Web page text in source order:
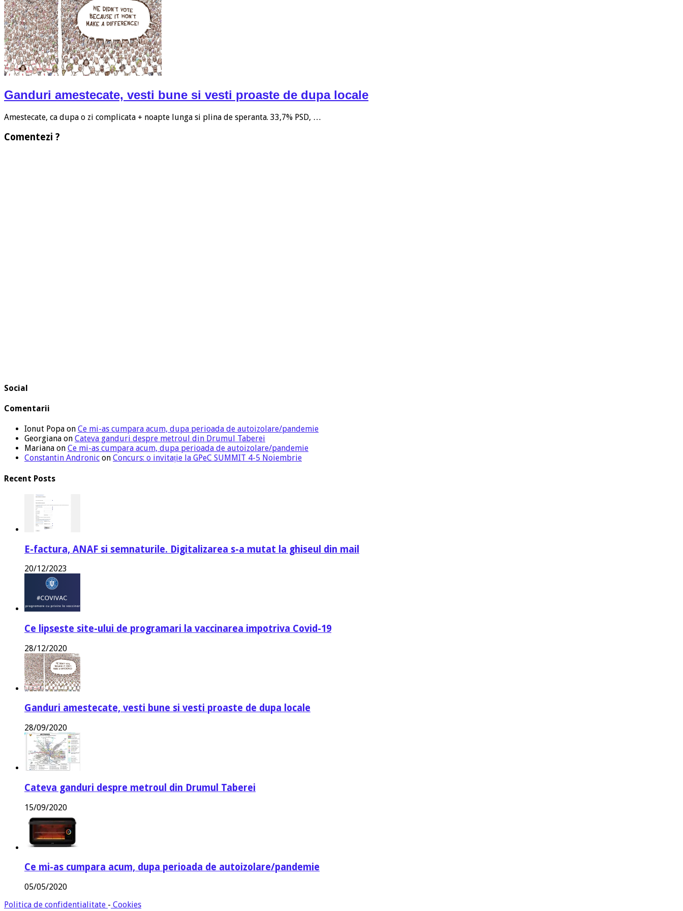
Ganduri amestecate, vesti bune si vesti proaste de dupa locale
Amestecate, ca dupa o zi complicata + noapte lunga si plina de speranta. 33,7% PSD, …
Comentezi ?
Social
Comentarii
Ionut Popa on Ce mi-as cumpara acum, dupa perioada de autoizolare/pandemie
Georgiana on Cateva ganduri despre metroul din Drumul Taberei
Mariana on Ce mi-as cumpara acum, dupa perioada de autoizolare/pandemie
Constantin Andronic on Concurs: o invitație la GPeC SUMMIT 4-5 Noiembrie
Recent Posts
E-factura, ANAF si semnaturile. Digitalizarea s-a mutat la ghiseul din mail
20/12/2023
Ce lipseste site-ului de programari la vaccinarea impotriva Covid-19
28/12/2020
Ganduri amestecate, vesti bune si vesti proaste de dupa locale
28/09/2020
Cateva ganduri despre metroul din Drumul Taberei
15/09/2020
Ce mi-as cumpara acum, dupa perioada de autoizolare/pandemie
05/05/2020
Politica de confidentialitate - Cookies